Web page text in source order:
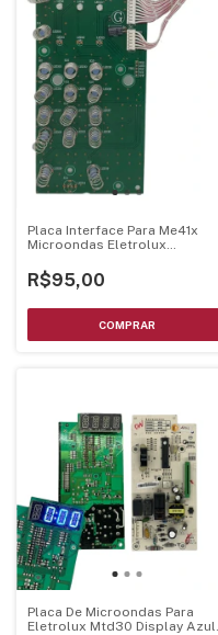
Placa Interface Para Me41x
Microondas Eletrolux
R$95,00
Placa De Microondas Para
Eletrolux Mtd30 Display Azul